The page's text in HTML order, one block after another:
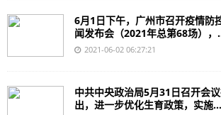
12项公安交管便利措施今起实施 18
工业和信息化部：小微企业总体发
广州：截至1日17时，天河8条街道
国家市场监督管理总局：全国登记
广州：天河共排查发现密接者36人
6月1日下午，广州市召开疫情防
闻发布会（2021年总第68场），
2021-06-02 06:27:21
中共中央政治局5月31日召开会
出，进一步优化生育政策，实施...